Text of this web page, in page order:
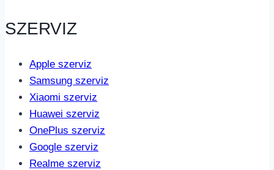
SZERVIZ
Apple szerviz
Samsung szerviz
Xiaomi szerviz
Huawei szerviz
OnePlus szerviz
Google szerviz
Realme szerviz